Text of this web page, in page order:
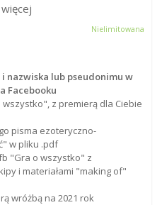
więcej
Nielimitowana
nazwiska lub pseudonimu w
Facebooku
z premierą dla Ciebie
pisma ezoteryczno-
w pliku .pdf
"Gra o wszystko" z
i materiałami "making of"
wróżbą na 2021 rok